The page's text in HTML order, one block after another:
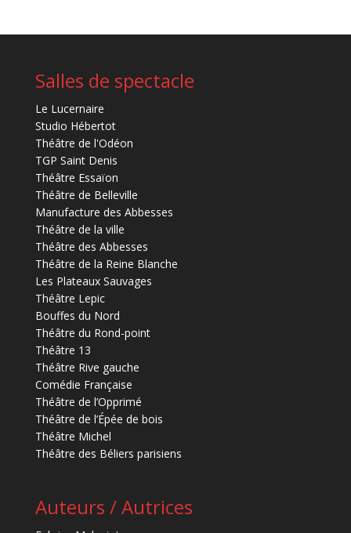
Salles de spectacle
Le Lucernaire
Studio Hébertot
Théâtre de l'Odéon
TGP Saint Denis
Théâtre Essaïon
Théâtre de Belleville
Manufacture des Abbesses
Théâtre de la ville
Théâtre des Abbesses
Théâtre de la Reine Blanche
Les Plateaux Sauvages
Théâtre Lepic
Bouffes du Nord
Théâtre du Rond-point
Théâtre 13
Théâtre Rive gauche
Comédie Française
Théâtre de l’Opprimé
Théâtre de l’Épée de bois
Théâtre Michel
Théâtre des Béliers parisiens
Auteurs / Autrices